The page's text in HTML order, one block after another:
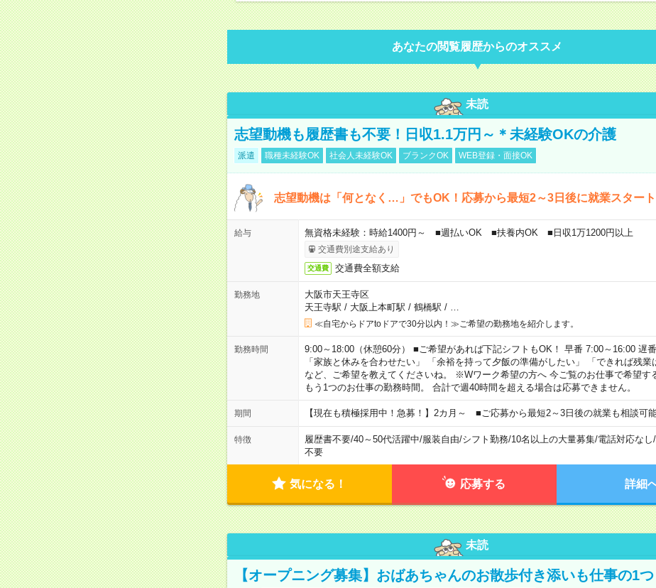
あなたの閲覧履歴からのオススメ
未読
志望動機も履歴書も不要！日収1.1万円～＊未経験OKの介護
派遣 職種未経験OK 社会人未経験OK ブランクOK WEB登録・面接OK
志望動機は「何となく…」でもOK！応募から最短2～3日後に就業スタート
給与 無資格未経験：時給1400円～ ■週払いOK ■扶養内OK ■日収1万1200円以上
交通費別途支給あり
交通費 交通費全額支給
勤務地
大阪市天王寺区
天王寺駅 / 大阪上本町駅 / 鶴橋駅 /
≪自宅からドアtoドアで30分以内！≫ご希望の勤務地を紹介します。
勤務時間
9:00～18:00（休憩60分） ■ご希望があれば下記シフトもOK！ 早番 7:00～16:00 遅
「家族と休みを合わせたい」 「余裕を持って夕飯の準備がしたい」 「できれば残業
など、ご希望を教えてくださいね。 ※Wワーク希望の方へ 今ご覧のお仕事で希望す
もう1つのお仕事の勤務時間。 合計で週40時間を超える場合は応募できません。
期間 【現在も積極採用中！急募！】2カ月～ ■ご応募から最短2～3日後の就業も相談可
特徴 履歴書不要/40～50代活躍中/服装自由/シフト勤務/10名以上の大量募集/電話対応なし/
不要
気になる！ 応募する 詳細
未読
【オープニング募集】おばあちゃんのお散歩付き添いも仕事の1つ